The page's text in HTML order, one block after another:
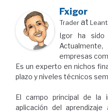
Fxigor
Traderat
Igor ha sido
empresas
Es un experto en nichos
plazo y niveles técnicos
El campo principal de la
aplicación del